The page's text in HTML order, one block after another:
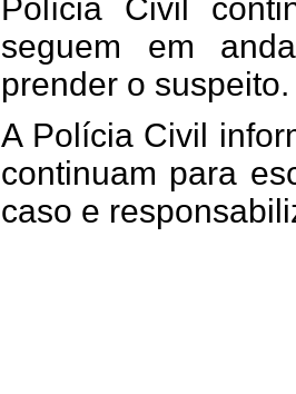
Polícia Civil
seguem em
prender o suspeito.
A Polícia Civil
continuam para
caso e